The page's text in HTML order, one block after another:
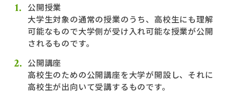
公開授業
大学生対象の通常の授業のうち、高校生にも理解
可能なもので大学側が受け入れ可能な授業が公開
されるものです。
公開講座
高校生のための公開講座を大学が開設し、それに
高校生が出向いて受講するものです。